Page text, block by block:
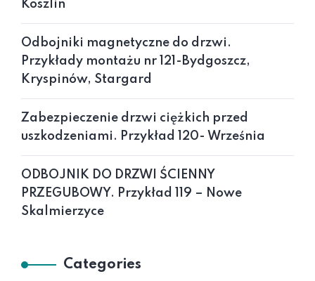
Koszlin
Odbojniki magnetyczne do drzwi.
Przykłady montażu nr 121-Bydgoszcz,
Kryspinów, Stargard
Zabezpieczenie drzwi ciężkich przed
uszkodzeniami. Przykład 120- Września
ODBOJNIK DO DRZWI ŚCIENNY
PRZEGUBOWY. Przykład 119 – Nowe
Skalmierzyce
Categories